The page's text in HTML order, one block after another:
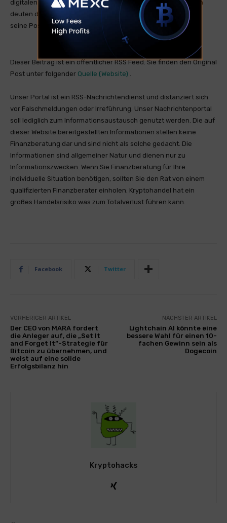
digitalen Vermögenswerten, aber die jüngsten Entwicklungen
deuten darauf hin, dass USDT noch härter arbeiten muss, um
seine Position zu festigen.
Dieser Beitrag ist ein öffentlicher RSS Feed. Sie finden den Original
Post unter folgender Quelle (Website) .
Unser Portal ist ein RSS-Nachrichtendienst und distanziert sich
vor Falschmeldungen oder Irreführung. Unser Nachrichtenportal
soll lediglich zum Informationsaustausch genutzt werden. Die auf
dieser Website bereitgestellten Informationen stellen keine
Finanzberatung dar und sind nicht als solche gedacht. Die
Informationen sind allgemeiner Natur und dienen nur zu
Informationszwecken. Wenn Sie Finanzberatung für Ihre
individuelle Situation benötigen, sollten Sie den Rat von einem
qualifizierten Finanzberater einholen. Kryptohandel hat ein
großes Handelsrisiko was zum Totalverlust führen kann.
Facebook Twitter
VORHERIGER ARTIKEL
Der CEO von MARA fordert
die Anleger auf, die „Set It
and Forget It“-Strategie für
Bitcoin zu übernehmen, und
weist auf eine solide
Erfolgsbilanz hin
NÄCHSTER ARTIKEL
Lightchain AI könnte eine
bessere Wahl für einen 10-
fachen Gewinn sein als
Dogecoin
Kryptohacks